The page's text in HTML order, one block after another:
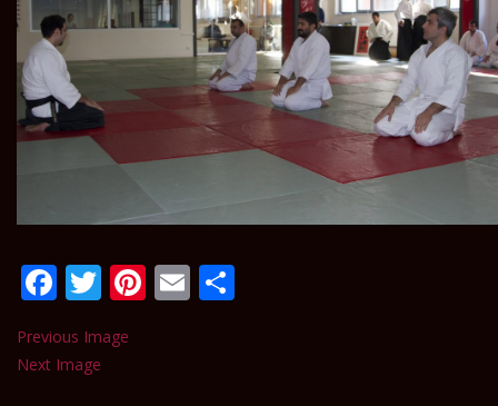
Facebook
Twitter
Pinterest
Email
Previous Image
Next Image